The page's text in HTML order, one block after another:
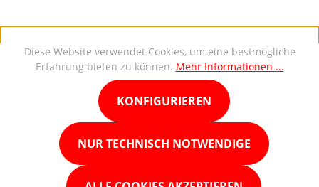
Diese Website verwendet Cookies, um eine bestmögliche
Erfahrung bieten zu können. Mehr Informationen ...
NUR TECHNISCH NOTWENDIGE
KONFIGURIEREN